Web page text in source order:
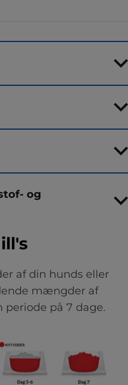
og
af din hunds eller
mængder af
periode på 7 dage.